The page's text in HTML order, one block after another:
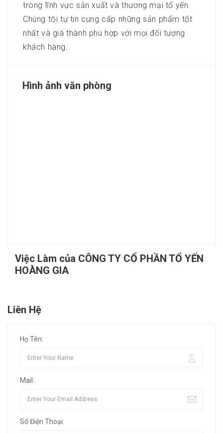
trong lĩnh vực sản xuất và thương mại tổ yến.
Chúng tôi tự tin cung cấp những sản phẩm tốt
nhất và giá thành phù hợp với mọi đối tượng
khách hàng.
Hình ảnh văn phòng
Việc Làm của CÔNG TY CỔ PHẦN TỔ YẾN
HOÀNG GIA
Liên Hệ
Họ Tên:
Mail:
Số Điện Thoại: